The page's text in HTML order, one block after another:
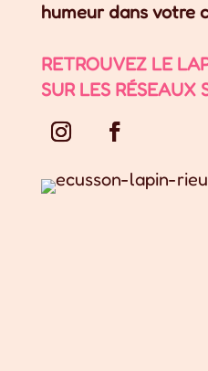
humeur dans votre
RETROUVEZ LE
SUR LES RÉSEAUX